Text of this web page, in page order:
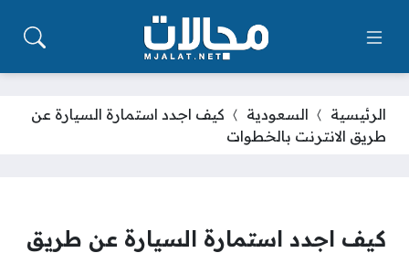
الرئيسية السعودية
كيف اجدد استمارة السيارة عن
طريق الانترنت بالخطوات
كيف اجدد استمارة السيارة عن طريق